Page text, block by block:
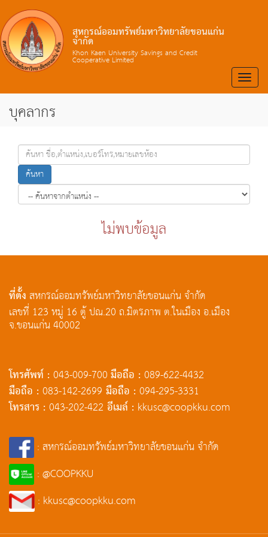
สหกรณ์ออมทรัพย์มหาวิทยาลัยขอนแก่น
จำกัด
Khon Kaen University Savings and Credit
Cooperative Limited
Toggle
บุคลากร
ค้นหา
ไม่พบข้อมูล
ที่ตั้งสหกรณ์ออมทรัพย์มหาวิทยาลัยขอนแก่น จำกัด
เลขที่ 123 หมู่ 16 ตู้ ปณ.20 ถ.มิตรภาพ ต.ในเมือง อ.เมือง
จ.ขอนแก่น 40002
โทรศัพท์ :043-009-700มือถือ :089-622-4432
มือถือ :083-142-2699 มือถือ :094-295-3331
โทรสาร :043-202-422อีเมล์ : kkusc@coopkku.com
: สหกรณ์ออมทรัพย์มหาวิทยาลัยขอนแก่น จำกัด
: @COOPKKU
: kkusc@coopkku.com